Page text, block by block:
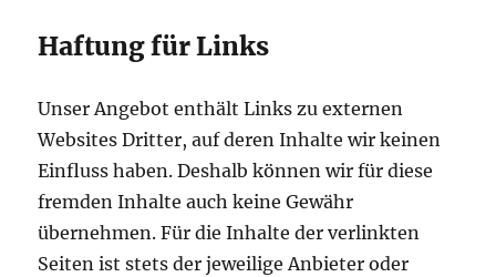
Haftung für Links
Unser Angebot enthält Links zu externen
Websites Dritter, auf deren Inhalte wir keinen
Einfluss haben. Deshalb können wir für diese
fremden Inhalte auch keine Gewähr
übernehmen. Für die Inhalte der verlinkten
Seiten ist stets der jeweilige Anbieter oder